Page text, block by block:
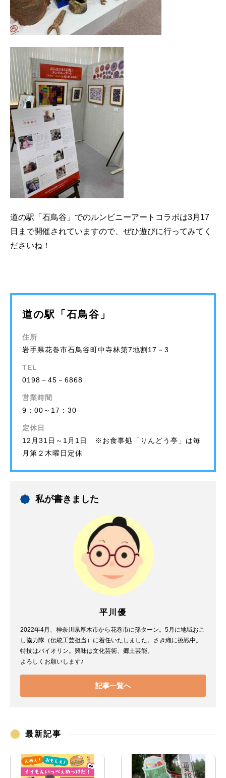
道の駅「石鳥谷」でのルンビニーアートコラボは3月17
日まで開催されていますので、ぜひ遊びに行ってみてく
ださいね！
道の駅「石鳥谷」
住所
岩手県花巻市石鳥谷町中寺林第7地割17－3
TEL
0198－45－6868
営業時間
9：00～17：30
定休日
12月31日～1月1日 ※お食事処「りんどう亭」は毎
月第２木曜日定休
私が書きました
平川優
2022年4月、神奈川県厚木市から花巻市に孫ターン。5月に地域おこ
し協力隊（伝統工芸担当）に着任いたしました。さき織に挑戦中。
特技はバイオリン。興味は文化芸術、郷土芸能。
よろしくお願いします♪
記事一覧へ
最新記事